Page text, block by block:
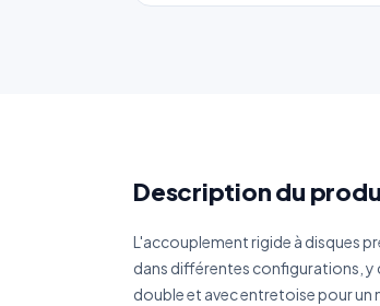
Description du
L'accouplement rigide à disques
dans différentes configurations, y
double et avec entretoise pour